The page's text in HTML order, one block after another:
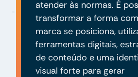
atender às normas. É
transformar a forma
marca se posiciona,
ferramentas digitais,
de conteúdo e uma
visual forte para gerar